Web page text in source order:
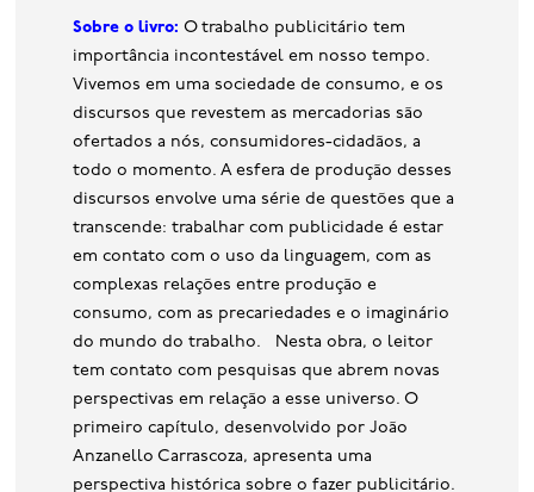
Sobre o livro: O trabalho publicitário tem
importância incontestável em nosso tempo.
Vivemos em uma sociedade de consumo, e os
discursos que revestem as mercadorias são
ofertados a nós, consumidores-cidadãos, a
todo o momento. A esfera de produção desses
discursos envolve uma série de questões que a
transcende: trabalhar com publicidade é estar
em contato com o uso da linguagem, com as
complexas relações entre produção e
consumo, com as precariedades e o imaginário
do mundo do trabalho. Nesta obra, o leitor
tem contato com pesquisas que abrem novas
perspectivas em relação a esse universo. O
primeiro capítulo, desenvolvido por João
Anzanello Carrascoza, apresenta uma
perspectiva histórica sobre o fazer publicitário.